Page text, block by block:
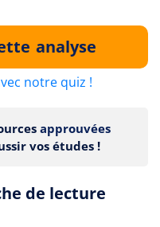
analyse
notre quiz !
approuvées
vos études !
de lecture